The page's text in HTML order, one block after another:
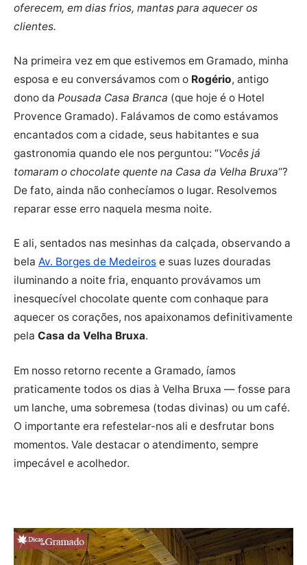
oferecem, em dias frios, mantas para aquecer os
clientes.
Na primeira vez em que estivemos em Gramado, minha
esposa e eu conversávamos com o Rogério, antigo
dono da Pousada Casa Branca (que hoje é o Hotel
Provence Gramado). Falávamos de como estávamos
encantados com a cidade, seus habitantes e sua
gastronomia quando ele nos perguntou: “Vocês já
tomaram o chocolate quente na Casa da Velha Bruxa“?
De fato, ainda não conhecíamos o lugar. Resolvemos
reparar esse erro naquela mesma noite.
E ali, sentados nas mesinhas da calçada, observando a
bela Av. Borges de Medeiros e suas luzes douradas
iluminando a noite fria, enquanto provávamos um
inesquecível chocolate quente com conhaque para
aquecer os corações, nos apaixonamos definitivamente
pela Casa da Velha Bruxa.
Em nosso retorno recente a Gramado, íamos
praticamente todos os dias à Velha Bruxa — fosse para
um lanche, uma sobremesa (todas divinas) ou um café.
O importante era refestelar-nos ali e desfrutar bons
momentos. Vale destacar o atendimento, sempre
impecável e acolhedor.